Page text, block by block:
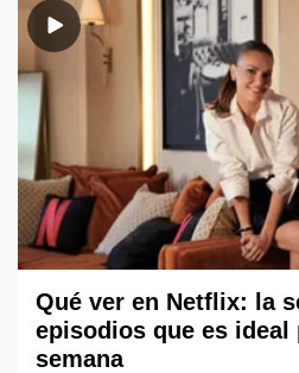
Qué ver en Netflix: la
episodios que es ideal
semana